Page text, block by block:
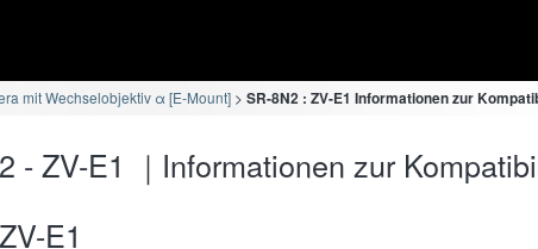
mit Wechselobjektiv α [E-Mount] SR-8N2 : ZV-E1 Informationen zur
- ZV-E1 ｜Informationen zur
ZV-E1